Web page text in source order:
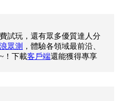
玩，還有眾多優質達人分
眾測 ，體驗各領域最前沿、
！下載客戶端還能獲得專享